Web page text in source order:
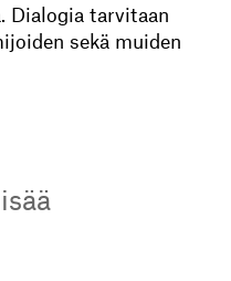
Dialogia tarvitaan
sekä muiden